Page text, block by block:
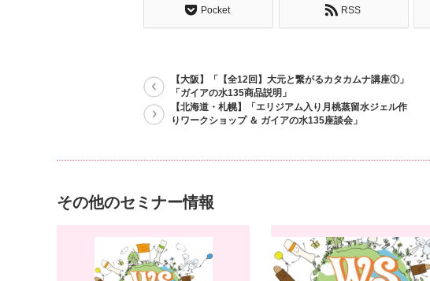
Pocket RSS
【大阪】「【全12回】大元と繋がるカタカムナ講座①」
「ガイアの水135商品説明」
【北海道・札幌】「エリジアム入り月桃蒸留水ジェル作
りワークショップ ＆ ガイアの水135座談会」
その他のセミナー情報